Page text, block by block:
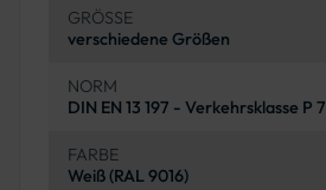
GRÖSSE
verschiedene Größen
NORM
DIN EN 13 197 - Verkehrsklasse P 7
FARBE
Weiß (RAL 9016)